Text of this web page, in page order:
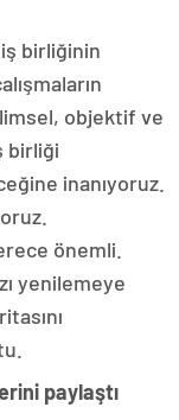
birliğinin
objektif ve
birliği
inanıyoruz.
önemli.
yenilemeye
paylaştı